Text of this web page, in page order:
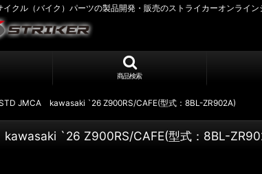
クル（バイク）パーツの製品開発・販売のストライカーオンライン
商品検索
JMCA kawasaki `26 Z900RS/CAFE(型式：8BL-ZR902A)
kawasaki `26 Z900RS/CAFE(型式：8BL-